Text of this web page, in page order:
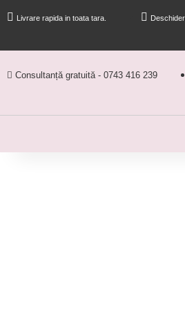
Livrare rapida in toata tara.
Consultanță gratuită - 0743 416 239